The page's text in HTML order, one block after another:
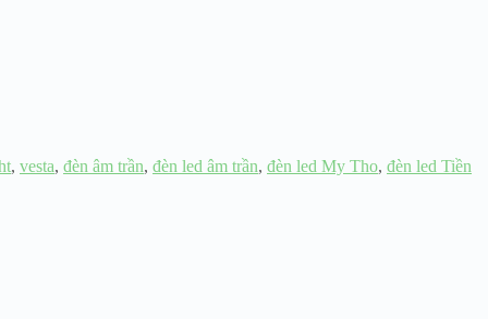
, vesta, đèn âm trần, đèn led âm trần, đèn led My Tho, đèn led Tiền